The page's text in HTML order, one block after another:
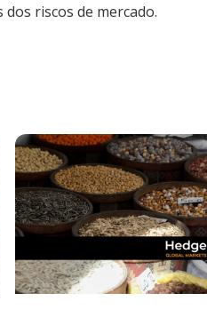
riscos de mercado.